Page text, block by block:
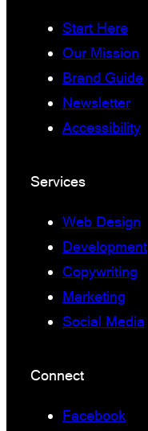
Start Here
Our Mission
Brand Guide
Newsletter
Accessibility
Services
Web Design
Development
Copywriting
Marketing
Social Media
Connect
Facebook